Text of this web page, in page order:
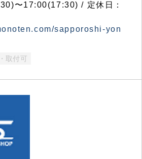
〜17:00(17:30) / 定休日：
sapporoshi-yon
取付可